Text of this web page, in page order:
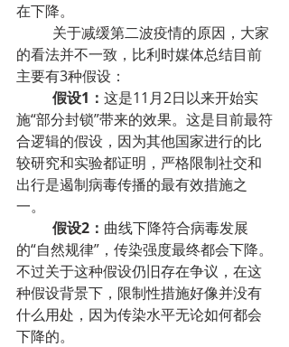
在下降。
关于减缓第二波疫情的原因，大家
的看法并不一致，比利时媒体总结目前
主要有3种假设：
假设1： 这是11月2日以来开始实
施“部分封锁”带来的效果。这是目前最符
合逻辑的假设，因为其他国家进行的比
较研究和实验都证明，严格限制社交和
出行是遏制病毒传播的最有效措施之
一。
假设2： 曲线下降符合病毒发展
的“自然规律”，传染强度最终都会下降。
不过关于这种假设仍旧存在争议，在这
种假设背景下，限制性措施好像并没有
什么用处，因为传染水平无论如何都会
下降的。